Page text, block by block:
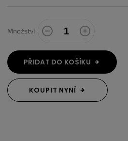
Množství
PŘIDAT DO KOŠÍKU
KOUPIT NYNÍ